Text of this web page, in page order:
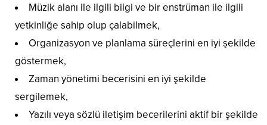
Müzik alanı ile ilgili bilgi ve bir enstrüman ile ilgili
yetkinliğe sahip olup çalabilmek,
Organizasyon ve planlama süreçlerini en iyi şekilde
göstermek,
Zaman yönetimi becerisini en iyi şekilde
sergilemek,
Yazılı veya sözlü iletişim becerilerini aktif bir şekilde